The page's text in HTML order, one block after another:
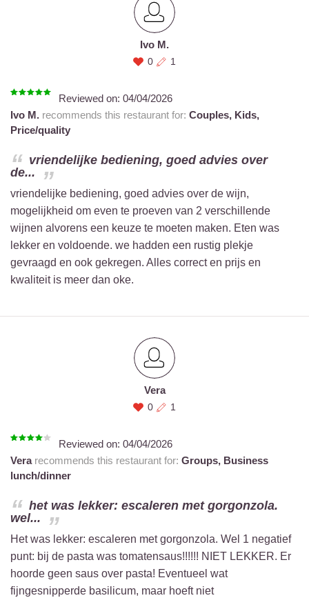
Ivo M.
0 1
Reviewed on: 04/04/2026
Ivo M. recommends this restaurant for: Couples, Kids,
Price/quality
vriendelijke bediening, goed advies over
de...
vriendelijke bediening, goed advies over de wijn,
mogelijkheid om even te proeven van 2 verschillende
wijnen alvorens een keuze te moeten maken. Eten was
lekker en voldoende. we hadden een rustig plekje
gevraagd en ook gekregen. Alles correct en prijs en
kwaliteit is meer dan oke.
Vera
0 1
Reviewed on: 04/04/2026
Verarecommends this restaurant for: Groups, Business
lunch/dinner
het was lekker: escaleren met gorgonzola.
wel...
Het was lekker: escaleren met gorgonzola. Wel 1 negatief
punt: bij de pasta was tomatensaus!!!!!! NIET LEKKER. Er
hoorde geen saus over pasta! Eventueel wat
fijngesnipperde basilicum, maar hoeft niet